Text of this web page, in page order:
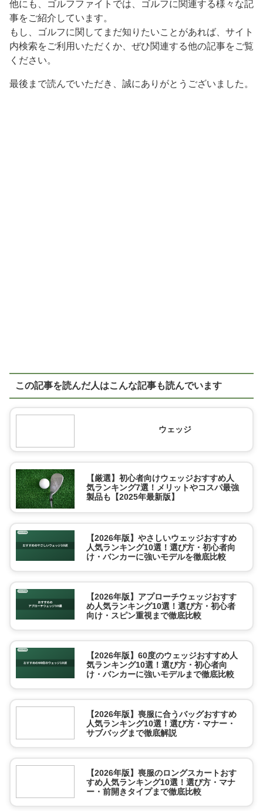
他にも、ゴルフファイトでは、ゴルフに関連する様々な記
事をご紹介しています。
もし、ゴルフに関してまだ知りたいことがあれば、サイト
内検索をご利用いただくか、ぜひ関連する他の記事をご覧
ください。
最後まで読んでいただき、誠にありがとうございました。
この記事を読んだ人はこんな記事も読んでいます
ウェッジ
【厳選】初心者向けウェッジおすすめ人
気ランキング7選！メリットやコスパ最強
製品も【2025年最新版】
【2026年版】やさしいウェッジおすすめ
人気ランキング10選！選び方・初心者向
け・バンカーに強いモデルを徹底比較
【2026年版】アプローチウェッジおすす
め人気ランキング10選！選び方・初心者
向け・スピン重視まで徹底比較
【2026年版】60度のウェッジおすすめ人
気ランキング10選！選び方・初心者向
け・バンカーに強いモデルまで徹底比較
【2026年版】喪服に合うバッグおすすめ
人気ランキング10選！選び方・マナー・
サブバッグまで徹底解説
【2026年版】喪服のロングスカートおす
すめ人気ランキング10選！選び方・マナ
ー・前開きタイプまで徹底比較